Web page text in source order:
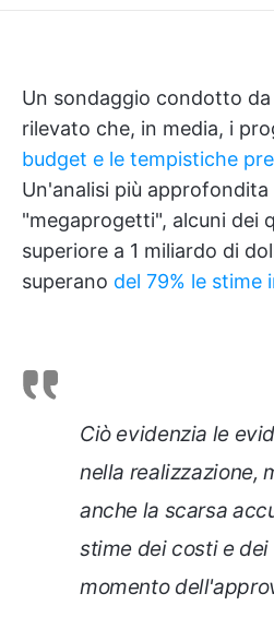
Un sondaggio condotto
rilevato che, in media, i
budget e le tempistiche
Un'analisi più
"megaprogetti", alcuni dei
superiore a 1 miliardo di
superano del 79% le stime
Ciò evidenzia le
nella realizzazione,
anche la scarsa
stime dei costi e
momento